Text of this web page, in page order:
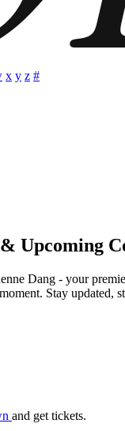
x y z #
Upcoming
Dang - your
Stay updated,
and get tickets.